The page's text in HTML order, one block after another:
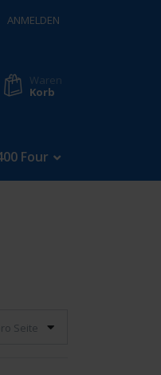
ANMELDEN
Waren
Korb
Four
Seite